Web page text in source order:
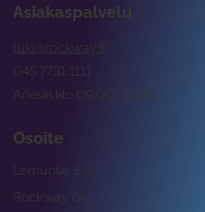
Asiakaspalvelu
tuki@rockway.fi
Arkisin klo 09:00 -15:00
045 7731 1111
Osoite
Rockway Oy
Lemuntie 3-5